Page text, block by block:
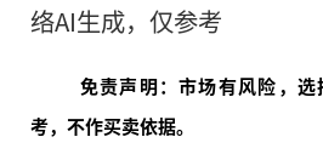
络AI生成，仅参考
免责声明：市场有风险，
考，不作买卖依据。